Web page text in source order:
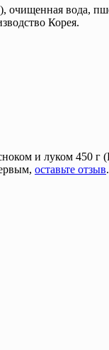
очищенная вода,
Корея.
и луком 450
оставьте отзыв.